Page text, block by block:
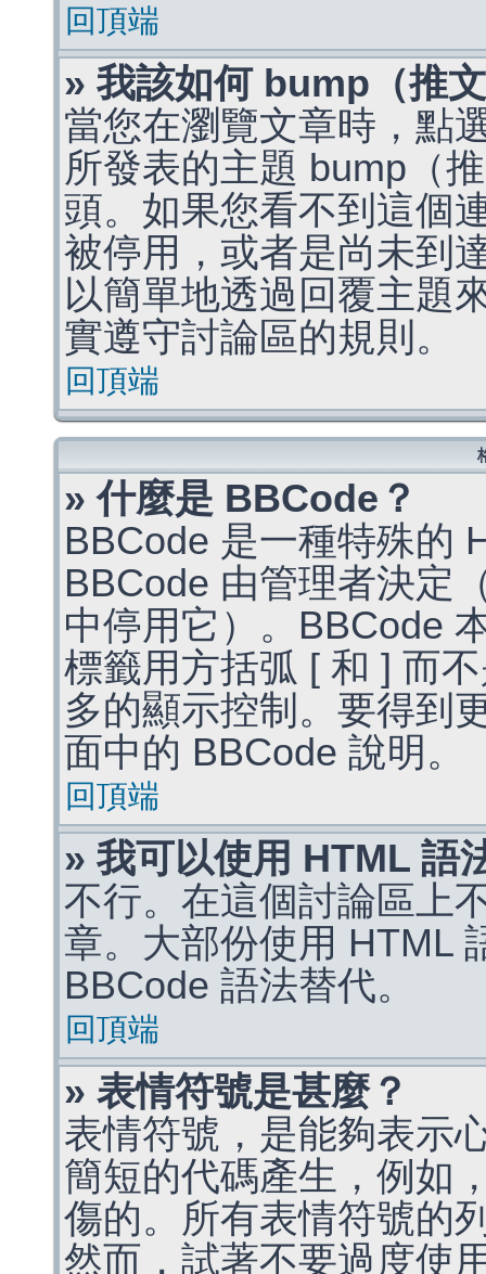
回頂端
» 我該如何 bump（推
當您在瀏覽文章時，點
所發表的主題 bump（
頭。如果您看不到這個
被停用，或者是尚未到
以簡單地透過回覆主題
實遵守討論區的規則。
回頂端
» 什麼是 BBCode？
BBCode 是一種特殊的
BBCode 由管理者決定
中停用它）。BBCode
標籤用方括弧 [ 和 ] 而
多的顯示控制。要得到
面中的 BBCode 說明。
回頂端
» 我可以使用 HTML 語
不行。在這個討論區上
章。大部份使用 HTML
BBCode 語法替代。
回頂端
» 表情符號是甚麼？
表情符號，是能夠表示
簡短的代碼產生，例如
傷的。所有表情符號的
然而，試著不要過度使